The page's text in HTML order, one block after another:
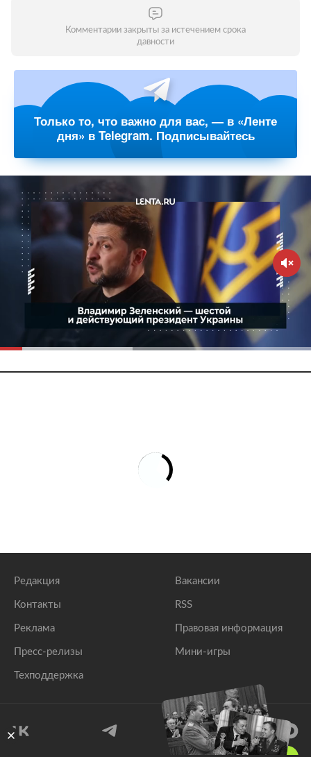
Комментарии закрыты за истечением срока
давности
Только то, что важно для вас, — в «Ленте
дня» в Telegram. Подписывайтесь
Редакция
Контакты
Реклама
Пресс-релизы
Техподдержка
Вакансии
RSS
Правовая информация
Мини-игры